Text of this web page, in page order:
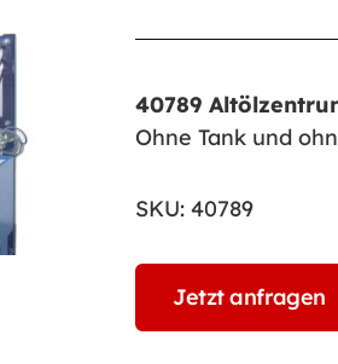
40789
Ohne Tank und
SKU: 40789
Jetzt anfragen